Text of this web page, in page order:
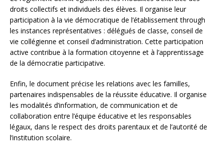
droits collectifs et individuels des élèves. Il organise leur
participation à la vie démocratique de l’établissement through
les instances représentatives : délégués de classe, conseil de
vie collégienne et conseil d’administration. Cette participation
active contribue à la formation citoyenne et à l’apprentissage
de la démocratie participative.
Enfin, le document précise les relations avec les familles,
partenaires indispensables de la réussite éducative. Il organise
les modalités d’information, de communication et de
collaboration entre l’équipe éducative et les responsables
légaux, dans le respect des droits parentaux et de l’autorité de
l’institution scolaire.